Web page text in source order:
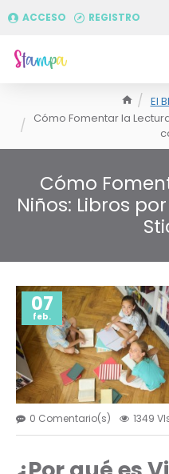
ACCESO REGISTRO
El
Cómo Fomentar la
Cómo
Niños: Libros
07
feb.
0 Comentario(s) 1349